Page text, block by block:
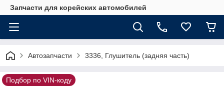
Запчасти для корейских автомобилей
Автозапчасти 3336, Глушитель (задняя часть)
Подбор по VIN-коду